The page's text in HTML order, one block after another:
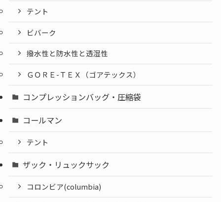
テント
ビバーク
撥水性と防水性と透湿性
ＧＯＲＥ-ＴＥＸ（ゴアテックス）
コンプレッションバッグ・圧縮袋
コールマン
テント
ザック・リュックサック
コロンビア(columbia)